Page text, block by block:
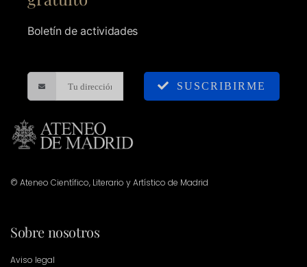
Boletín de actividades
SUSCRIBIRME
© Ateneo Científico, Literario y Artístico de Madrid
Sobre nosotros
Aviso legal